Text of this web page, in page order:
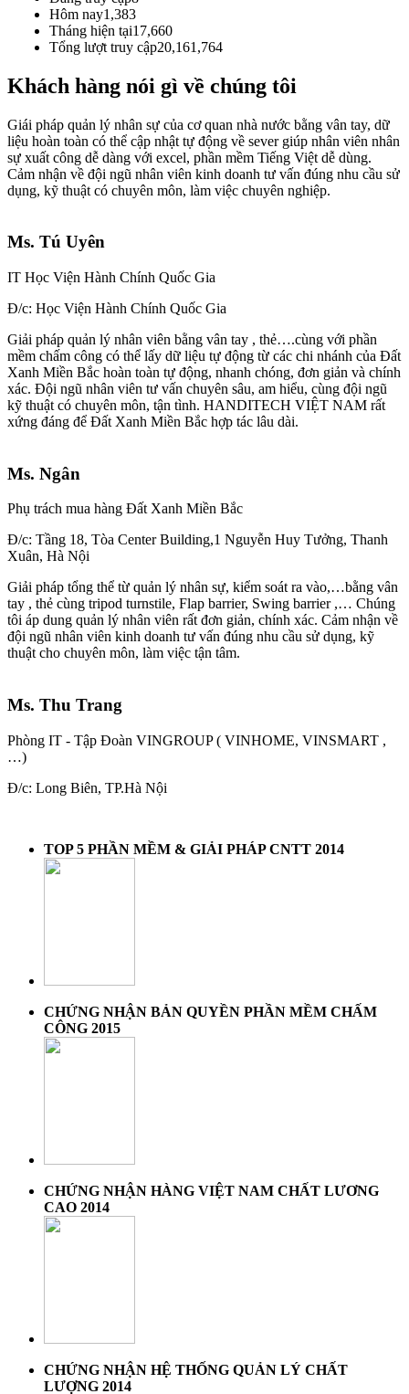
Hôm nay1,383
Tháng hiện tại17,660
Tổng lượt truy cập20,161,764
Khách hàng nói gì về chúng tôi
Giái pháp quản lý nhân sự của cơ quan nhà nước bằng vân tay, dữ
liệu hoàn toàn có thể cập nhật tự động về sever giúp nhân viên nhân
sự xuất công dễ dàng với excel, phần mềm Tiếng Việt dễ dùng.
Cảm nhận về đội ngũ nhân viên kinh doanh tư vấn đúng nhu cầu sử
dụng, kỹ thuật có chuyên môn, làm việc chuyên nghiệp.
Ms. Tú Uyên
IT Học Viện Hành Chính Quốc Gia
Đ/c: Học Viện Hành Chính Quốc Gia
Giải pháp quản lý nhân viên bằng vân tay , thẻ….cùng với phần
mềm chấm công có thể lấy dữ liệu tự động từ các chi nhánh của Đất
Xanh Miền Bắc hoàn toàn tự động, nhanh chóng, đơn giản và chính
xác. Đội ngũ nhân viên tư vấn chuyên sâu, am hiểu, cùng đội ngũ
kỹ thuật có chuyên môn, tận tình. HANDITECH VIỆT NAM rất
xứng đáng để Đất Xanh Miền Bắc hợp tác lâu dài.
Ms. Ngân
Phụ trách mua hàng Đất Xanh Miền Bắc
Đ/c: Tầng 18, Tòa Center Building,1 Nguyễn Huy Tưởng, Thanh
Xuân, Hà Nội
Giải pháp tổng thể từ quản lý nhân sự, kiểm soát ra vào,…bằng vân
tay , thẻ cùng tripod turnstile, Flap barrier, Swing barrier ,… Chúng
tôi áp dung quản lý nhân viên rất đơn giản, chính xác. Cảm nhận về
đội ngũ nhân viên kinh doanh tư vấn đúng nhu cầu sử dụng, kỹ
thuật cho chuyên môn, làm việc tận tâm.
Ms. Thu Trang
Phòng IT - Tập Đoàn VINGROUP ( VINHOME, VINSMART ,
…)
Đ/c: Long Biên, TP.Hà Nội
TOP 5 PHẦN MỀM & GIẢI PHÁP CNTT 2014
CHỨNG NHẬN BẢN QUYỀN PHẦN MỀM CHẤM
CÔNG 2015
CHỨNG NHẬN HÀNG VIỆT NAM CHẤT LƯƠNG
CAO 2014
CHỨNG NHẬN HỆ THỐNG QUẢN LÝ CHẤT
LƯỢNG 2014